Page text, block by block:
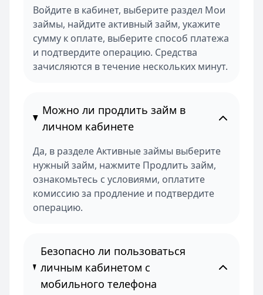
Войдите в кабинет, выберите раздел Мои
займы, найдите активный займ, укажите
сумму к оплате, выберите способ платежа
и подтвердите операцию. Средства
зачисляются в течение нескольких минут.
Можно ли продлить займ в
личном кабинете
Да, в разделе Активные займы выберите
нужный займ, нажмите Продлить займ,
ознакомьтесь с условиями, оплатите
комиссию за продление и подтвердите
операцию.
Безопасно ли пользоваться
личным кабинетом с
мобильного телефона